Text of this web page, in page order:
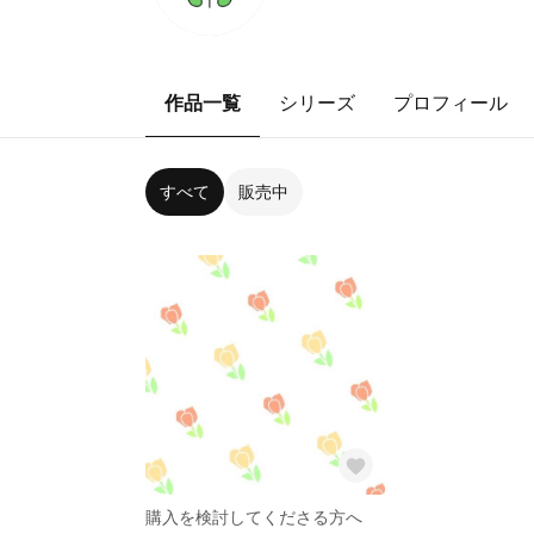
作品一覧 シリーズ プロフィール
すべて 販売中
購入を検討してくださる方へ